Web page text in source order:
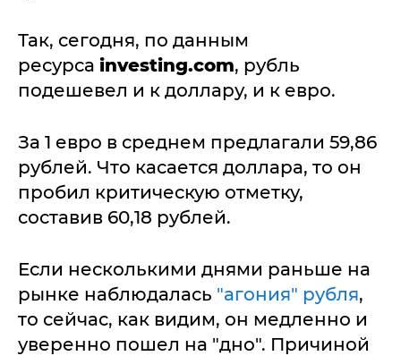
Так, сегодня, по данным
ресурса investing.com, рубль
подешевел и к доллару, и к евро.
За 1 евро в среднем предлагали 59,86
рублей. Что касается доллара, то он
пробил критическую отметку,
составив 60,18 рублей.
Если несколькими днями раньше на
рынке наблюдалась "агония" рубля,
то сейчас, как видим, он медленно и
уверенно пошел на "дно". Причиной